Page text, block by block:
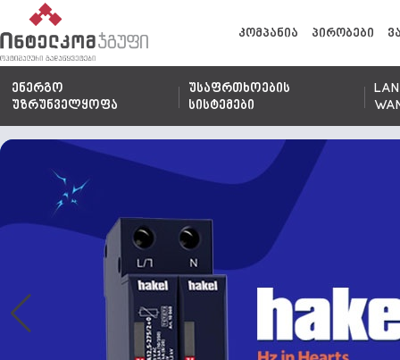
კომპანია პირობები
ენერგო
უზრუნველყოფა
უსაფრთხოების
სისტემები